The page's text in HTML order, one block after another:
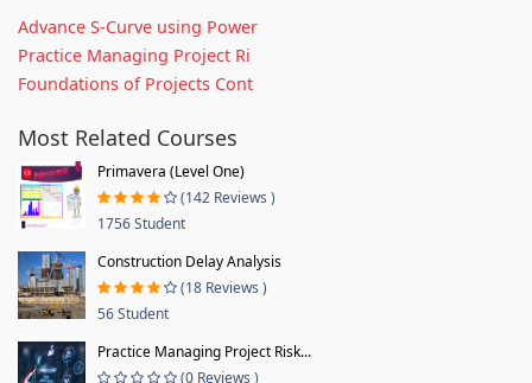
Advance S-Curve using Power
Practice Managing Project Ri
Foundations of Projects Cont
Most Related Courses
Primavera (Level One)
(142 Reviews )
1756 Student
Construction Delay Analysis
(18 Reviews )
56 Student
Practice Managing Project Risk...
(0 Reviews )